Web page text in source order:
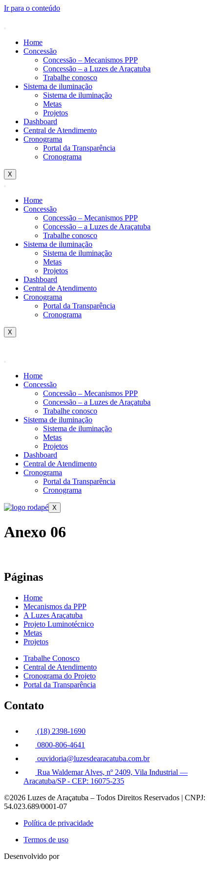
Ir para o conteúdo
Home
Concessão
Concessão – Mecanismos PPP
Concessão – a Luzes de Araçatuba
Trabalhe conosco
Sistema de iluminação
Sistema de iluminação
Metas
Projetos
Dashboard
Central de Atendimento
Cronograma
Portal da Transparência
Cronograma
X
Home
Concessão
Concessão – Mecanismos PPP
Concessão – a Luzes de Araçatuba
Trabalhe conosco
Sistema de iluminação
Sistema de iluminação
Metas
Projetos
Dashboard
Central de Atendimento
Cronograma
Portal da Transparência
Cronograma
X
Home
Concessão
Concessão – Mecanismos PPP
Concessão – a Luzes de Araçatuba
Trabalhe conosco
Sistema de iluminação
Sistema de iluminação
Metas
Projetos
Dashboard
Central de Atendimento
Cronograma
Portal da Transparência
Cronograma
X
Anexo 06
Páginas
Home
Mecanismos da PPP
A Luzes Araçatuba
Projeto Luminotécnico
Metas
Projetos
Trabalhe Conosco
Central de Atendimento
Cronograma do Projeto
Portal da Transparência
Contato
(18) 2398-1690
0800-806-4641
ouvidoria@luzesdearacatuba.com.br
Rua Waldemar Alves, nº 2409, Vila Industrial —
Aracatuba/SP - CEP: 16075-235
©2026 Luzes de Araçatuba – Todos Direitos Reservados | CNPJ:
54.023.689/0001-07
Política de privacidade
Termos de uso
Desenvolvido por